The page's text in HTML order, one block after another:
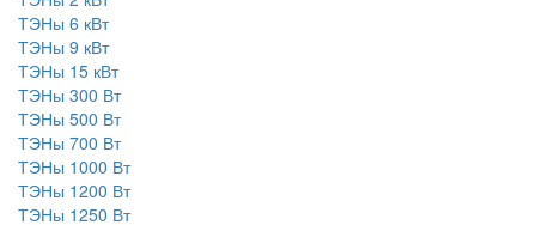
ТЭНы 6 кВт
ТЭНы 9 кВт
ТЭНы 15 кВт
ТЭНы 300 Вт
ТЭНы 500 Вт
ТЭНы 700 Вт
ТЭНы 1000 Вт
ТЭНы 1200 Вт
ТЭНы 1250 Вт